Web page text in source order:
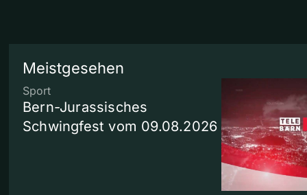
Meistgesehen
Sport
Bern-Jurassisches
Schwingfest vom 09.08.2026